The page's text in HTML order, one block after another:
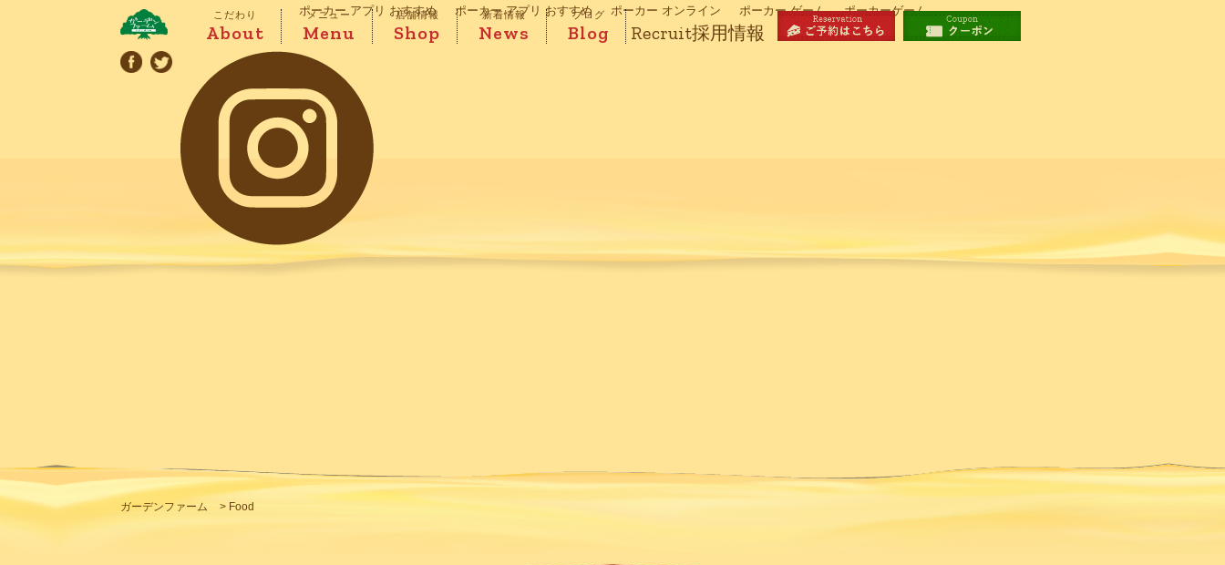
ポーカー アプリ おすすめ ポーカー アプリ おすすめ ポーカー オンライン ポーカー ゲーム ポーカーゲーム
About
こだわり
Menu
メニュー
Shop
店舗情報
News
新着情報
Blog
ブログ
Recruit採用情報
ガーデンファーム > Food